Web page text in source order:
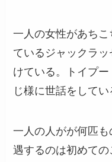
一人の女性があち
ているジャックラ
けている。トイプ
じ様に世話をしてい
一人の人がが何匹
遇するのは初めて